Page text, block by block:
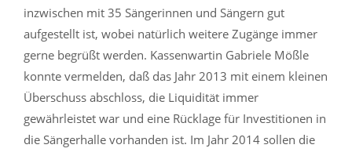
inzwischen mit 35 Sängerinnen und Sängern gut
aufgestellt ist, wobei natürlich weitere Zugänge immer
gerne begrüßt werden. Kassenwartin Gabriele Mößle
konnte vermelden, daß das Jahr 2013 mit einem kleinen
Überschuss abschloss, die Liquidität immer
gewährleistet war und eine Rücklage für Investitionen in
die Sängerhalle vorhanden ist. Im Jahr 2014 sollen die